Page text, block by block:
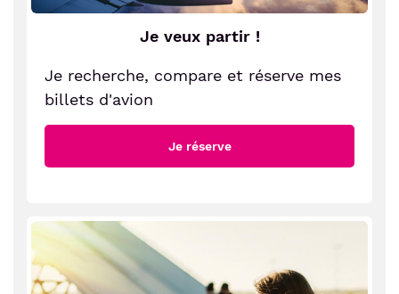
Je veux partir !
Je recherche, compare et réserve mes
billets d'avion
Je réserve